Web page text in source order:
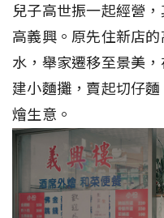
兒子高世振一起經營
高義興。原先住新店
水，舉家遷移至景美
建小麵攤，賣起切仔
燴生意。